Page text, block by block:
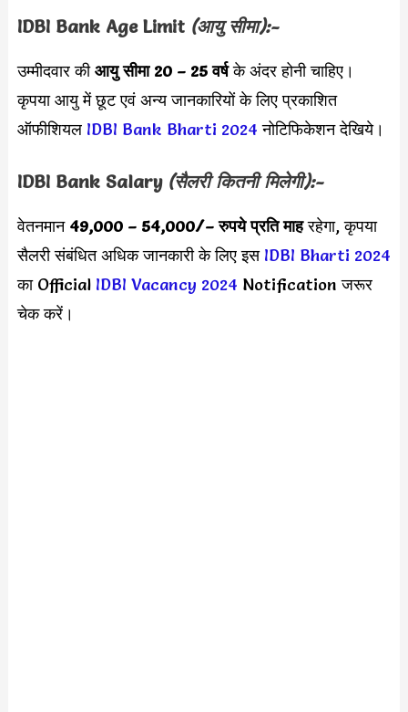
IDBI Bank Age Limit (आयु सीमा):-
उम्मीदवार कीआयु सीमा 20 – 25 वर्षके अंदर होनी चाहिए।
कृपया आयु में छूट एवं अन्य जानकारियों के लिए प्रकाशित
ऑफीशियल IDBI Bank Bharti 2024 नोटिफिकेशन देखिये।
IDBI Bank Salary (सैलरी कितनी मिलेगी):-
वेतनमान 49,000 – 54,000/– रुपये प्रति माहरहेगा, कृपया
सैलरी संबंधित अधिक जानकारी के लिए इस IDBI Bharti 2024
का Official IDBI Vacancy 2024 Notification जरूर
चेक करें।